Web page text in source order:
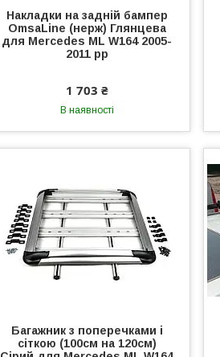
Накладки на задній бампер
OmsaLine (нерж) Глянцева
для Mercedes ML W164 2005-
2011 рр
1 703 ₴
В наявності
Багажник з поперечками і
сіткою (100см на 120см)